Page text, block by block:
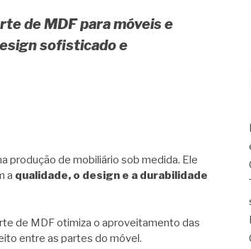
de MDF para móveis e
sofisticado e
produção de mobiliário sob medida. Ele
a qualidade, o design e a durabilidade
de MDF otimiza o aproveitamento das
entre as partes do móvel.